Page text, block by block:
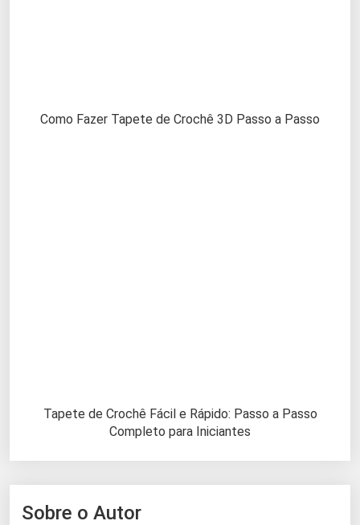
Como Fazer Tapete de Crochê 3D Passo a Passo
Tapete de Crochê Fácil e Rápido: Passo a Passo
Completo para Iniciantes
Sobre o Autor